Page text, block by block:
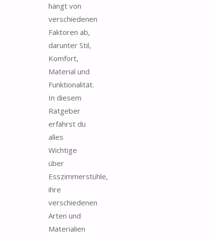
hängt von
verschiedenen
Faktoren ab,
darunter Stil,
Komfort,
Material und
Funktionalität.
In diesem
Ratgeber
erfährst du
alles
Wichtige
über
Esszimmerstühle,
ihre
verschiedenen
Arten und
Materialien